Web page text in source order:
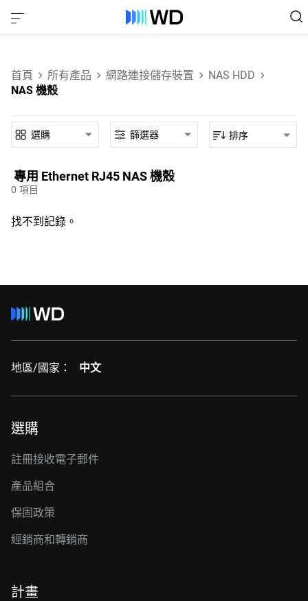
首頁 所有產品 網路連接儲存裝置
NAS HDD
NAS 機殼
專用‎ Ethernet RJ45‎ NAS 機殼‎
0 項目
選購 篩選器 排序
找不到記錄。
地區/國家： 中文
選購
註冊接收電子郵件
產品組合
保固政策
經銷商和轉銷商
計畫